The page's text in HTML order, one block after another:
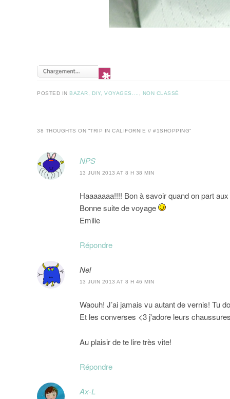
POSTED IN BAZAR, DIY, VOYAGES.... , NON CLASSÉ
38 THOUGHTS ON “TRIP IN CALIFORNIE // #1SHOPPING”
NPS
13 JUIN 2013 AT 8 H 38 MIN
Haaaaaaa!!!! Bon à savoir quand on part
Bonne suite de voyage
Emilie
Répondre
Nel
13 JUIN 2013 AT 8 H 46 MIN
Waouh! J’ai jamais vu autant de vernis! Tu
Et les converses <3 j'adore leurs
Au plaisir de te lire très vite!
Répondre
Ax-L